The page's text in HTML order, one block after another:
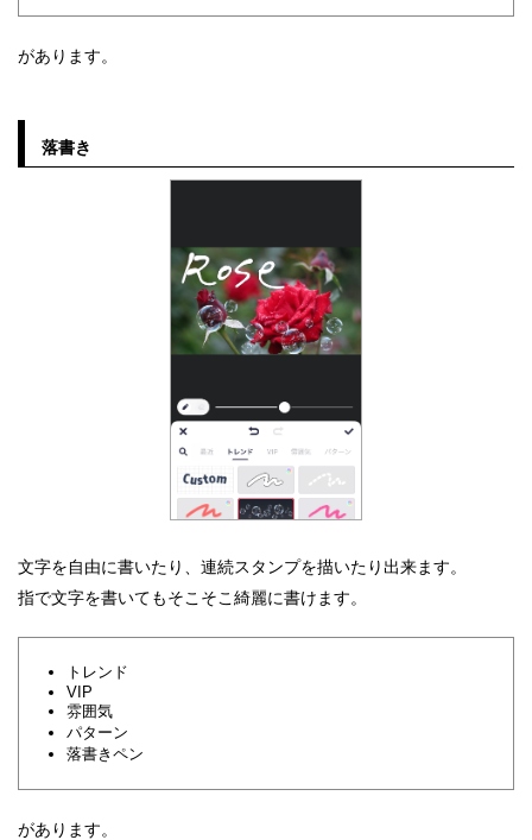
があります。
落書き
文字を自由に書いたり、連続スタンプを描いたり出来ます。
指で文字を書いてもそこそこ綺麗に書けます。
トレンド
VIP
雰囲気
パターン
落書きペン
があります。